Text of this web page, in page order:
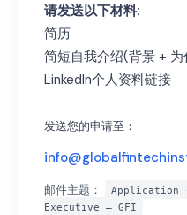
请发送以下材料:
简历
简短自我介绍(背景 +
LinkedIn个人资料链接
发送您的申请至：
邮件主题：
Application -
Executive – GFI